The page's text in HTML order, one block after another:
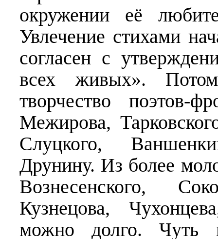
окружении её
Увлечение стихами
согласен с
всех живых».
творчество поэтов-
Межирова,
Слуцкого,
Друнину. Из более
Вознесенского,
Кузнецова,
можно долго. Чуть